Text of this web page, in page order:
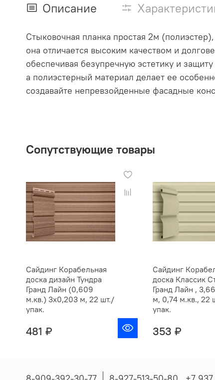
Описание
Стыковочная планка простая 2м
она отличается высоким качеством и
обеспечивая безупречную эстетику и
а полиэстерный материал делает ее
создавайте непревзойденные фасадные
Сопутствующие товары
Сайдинг Корабельная
доска дизайн Тундра
Гранд Лайн (0,609
м.кв.) 3х0,203 м, 22 шт./
упак.
481 ₽
Сайдинг
доска Классик
Гранд Лайн ,
м, 0,74 м.кв., 22
упак.
353 ₽